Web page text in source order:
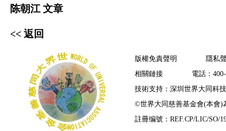
陈朝江 文章
<< 返回
版權免責聲明
隱私
相關鏈接
電話：
技術支持：深圳世界大同科
©世界大同慈善基金會(本會)
註冊编號：REF.CP/LIC/SO/